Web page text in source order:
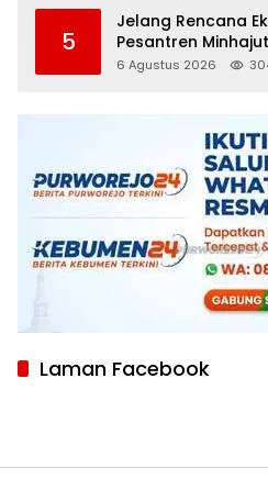
5
Jelang Rencana
Pesantren
Purworejo Dorong
6 Agustus 2026
Laman Facebook